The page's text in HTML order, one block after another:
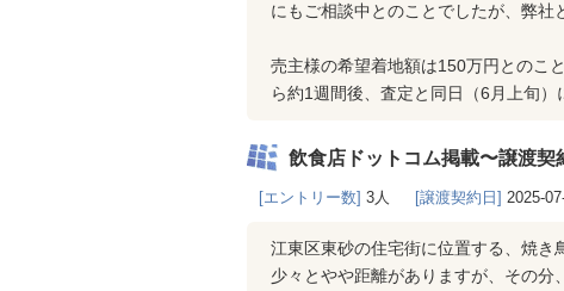
にもご相談中とのことでしたが、弊社
売主様の希望着地額は150万円とのこ
ら約1週間後、査定と同日（6月上旬）
飲食店ドットコム掲載〜譲渡契
[エントリー数] 3人 [譲渡契約日] 2025-
江東区東砂の住宅街に位置する、焼
少々とやや距離がありますが、その分